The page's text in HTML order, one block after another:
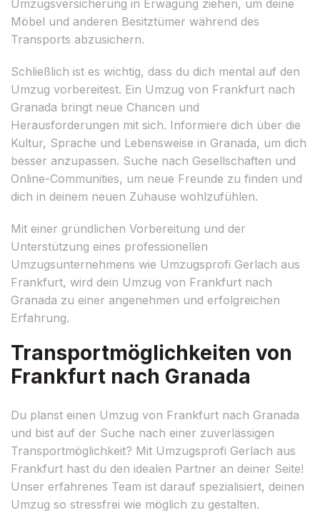
Umzugsversicherung in Erwägung ziehen, um deine
Möbel und anderen Besitztümer während des
Transports abzusichern.
Schließlich ist es wichtig, dass du dich mental auf den
Umzug vorbereitest. Ein Umzug von Frankfurt nach
Granada bringt neue Chancen und
Herausforderungen mit sich. Informiere dich über die
Kultur, Sprache und Lebensweise in Granada, um dich
besser anzupassen. Suche nach Gesellschaften und
Online-Communities, um neue Freunde zu finden und
dich in deinem neuen Zuhause wohlzufühlen.
Mit einer gründlichen Vorbereitung und der
Unterstützung eines professionellen
Umzugsunternehmens wie Umzugsprofi Gerlach aus
Frankfurt, wird dein Umzug von Frankfurt nach
Granada zu einer angenehmen und erfolgreichen
Erfahrung.
Transportmöglichkeiten von
Frankfurt nach Granada
Du planst einen Umzug von Frankfurt nach Granada
und bist auf der Suche nach einer zuverlässigen
Transportmöglichkeit? Mit Umzugsprofi Gerlach aus
Frankfurt hast du den idealen Partner an deiner Seite!
Unser erfahrenes Team ist darauf spezialisiert, deinen
Umzug so stressfrei wie möglich zu gestalten.